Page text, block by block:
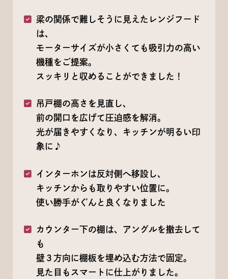
梁の関係で難しそうに見えたレンジフード
は、
モーターサイズが小さくても吸引力の高い
機種をご提案。
スッキリと収めることができました！
吊戸棚の高さを見直し、
前の開口を広げて圧迫感を解消。
光が届きやすくなり、キッチンが明るい印
象に♪
インターホンは反対側へ移設し、
キッチンからも取りやすい位置に。
使い勝手がぐんと良くなりました
カウンター下の棚は、アングルを撤去して
も
壁３方向に棚板を埋め込む方法で固定。
見た目もスマートに仕上がりました。